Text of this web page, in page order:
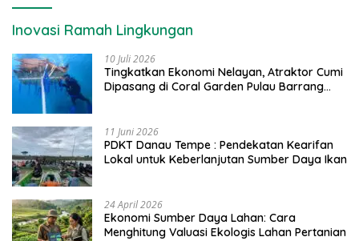
Inovasi Ramah Lingkungan
10 Juli 2026
Tingkatkan Ekonomi Nelayan, Atraktor Cumi
Dipasang di Coral Garden Pulau Barrang
11 Juni 2026
PDKT Danau Tempe : Pendekatan Kearifan
Lokal untuk Keberlanjutan Sumber Daya Ikan
24 April 2026
Ekonomi Sumber Daya Lahan: Cara
Menghitung Valuasi Ekologis Lahan Pertanian